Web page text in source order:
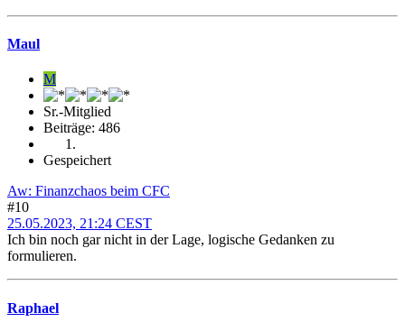
Maul
M
Sr.-Mitglied
Beiträge: 486
Gespeichert
Aw: Finanzchaos beim CFC
#10
25.05.2023, 21:24 CEST
Ich bin noch gar nicht in der Lage, logische Gedanken zu
formulieren.
Raphael